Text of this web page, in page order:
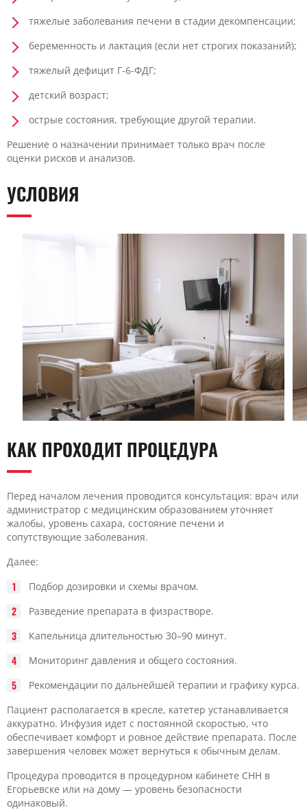
тяжелые заболевания печени в стадии декомпенсации;
беременность и лактация (если нет строгих показаний);
тяжелый дефицит Г-6-ФДГ;
детский возраст;
острые состояния, требующие другой терапии.
Решение о назначении принимает только врач после
оценки рисков и анализов.
УСЛОВИЯ
КАК ПРОХОДИТ ПРОЦЕДУРА
Перед началом лечения проводится консультация: врач или
администратор с медицинским образованием уточняет
жалобы, уровень сахара, состояние печени и
сопутствующие заболевания.
Далее:
Подбор дозировки и схемы врачом.
Разведение препарата в физрастворе.
Капельница длительностью 30–90 минут.
Мониторинг давления и общего состояния.
Рекомендации по дальнейшей терапии и графику курса.
Пациент располагается в кресле, катетер устанавливается
аккуратно. Инфузия идет с постоянной скоростью, что
обеспечивает комфорт и ровное действие препарата. После
завершения человек может вернуться к обычным делам.
Процедура проводится в процедурном кабинете CHH в
Егорьевске или на дому — уровень безопасности
одинаковый.